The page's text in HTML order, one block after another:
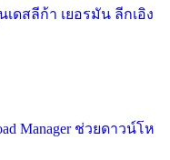
เดสลีก้า เยอรมัน ลีกเอิง
Manager ช่วยดาวน์โห